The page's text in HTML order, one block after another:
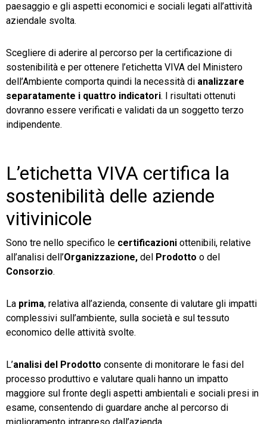
paesaggio e gli aspetti economici e sociali legati all’attività
aziendale svolta.
Scegliere di aderire al percorso per la certificazione di
sostenibilità e per ottenere l’etichetta VIVA del Ministero
dell’Ambiente comporta quindi la necessità di analizzare
separatamente i quattro indicatori. I risultati ottenuti
dovranno essere verificati e validati da un soggetto terzo
indipendente.
L’etichetta VIVA certifica la
sostenibilità delle aziende
vitivinicole
Sono tre nello specifico le certificazioni ottenibili, relative
all’analisi dell’Organizzazione, del Prodotto o del
Consorzio.
La prima, relativa all’azienda, consente di valutare gli impatti
complessivi sull’ambiente, sulla società e sul tessuto
economico delle attività svolte.
L’analisi del Prodotto consente di monitorare le fasi del
processo produttivo e valutare quali hanno un impatto
maggiore sul fronte degli aspetti ambientali e sociali presi in
esame, consentendo di guardare anche al percorso di